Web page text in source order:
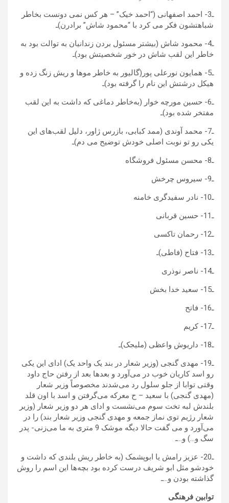
ـ3- احمد اصفهانی (“احمد خیک” – هر کس نمی دونست بخاطر
شباهتشون فکر می کرد با “محمود شاش” برادرن)ـ
ـ4- محمود شاش (بیشتر مسئول بردن زندانیان به توالت بود به
خاطر این لقب شاش در خور شخصیتش بود)ـ
ـ5- همایون نورعلی پور(گالیور به خاطر موها و ریش زنگ زده و
هیکل درشتش این نام را گرفته بود)ـ
ـ6- حسین مورچه خوار (به‌خاطر دماغی که داشت به این لقب
مفتخر شده بود)ـ
ـ7- محمد آوندی (ممد کبابی، بازرس ژاور، دلیل لقب‌های این
یکی رو تو نوبت اصلی خودش توضیح می دم)ـ
ـ8- محسن مسئول فروشگاه
ـ9- سیروس چرخش
ـ10- نادر سفیدگری خامنه
ـ11- حسین قربانی
ـ12- رحمان تاکسی
ـ13- فتاح (فاطی)ـ
ـ14- ناصر نوذری
ـ15- سعید خدا بخش
ـ16- فاتح
ـ17- کریم
ـ18- داریوش واعظی (ملیجک)ـ
ـ19- مهدی گنجی (وزیر شعار در بند یک واحد یک) ادای این یکی
رو اسد کاریان خوب در می‌آورد و بعدها بعد از رفتن حاج داود
وقتی توابا از جلو سلول رد می‌شدند مخصوصاً وزیر شعار
(مهدی گنجی) با سعید – ح معرکه می‌گرفتن و اسد با اون قلد
بلندش لبه تخت سوم می‌نشست و ادای هر دو وزیر شعار (وزیر
شعار رژیم توی نماز جمعه و مهدی گنجی وزیر شعار بند) را در
می‌آورد و می گفت حالا دیگه موشک 9 متری به ما می‌زنی- پدر
سگ و…) و…ـ
ـ20- عزیز رامش یا ابوپشمک (به خاطر ریش بلندی که داشت و
خودشو مثل ابو شریف درست کرده بود بچه‌ها این اسم را روش
گذاشته بودن و…ـ
توابین فرهنگی